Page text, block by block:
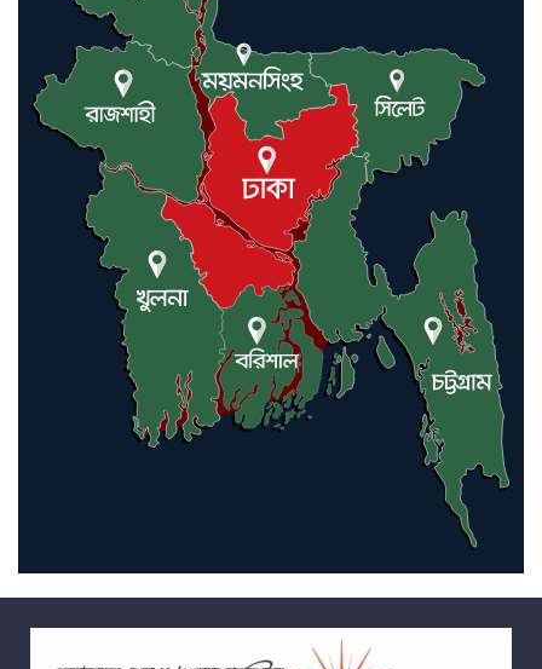
সেতুর নিচে মিলল নিখোঁজ ব্যক্তির
মরদেহ, রহস্য ঘিরে চাঞ্চল্য
ফিল্মি স্টাইলে গরু ডাকাতি, শেষে সুপার
শপে মাংস সরবরাহ চাঞ্চল্যকর তথ্য
উদঘাটন করল সলঙ্গা থানা পুলিশ।
ফিল্মি স্টাইলে গরু ডাকাতি, শেষে সুপার
শপে মাংস সরবরাহ চাঞ্চল্যকর তথ্য
উদঘাটন করল সলঙ্গা থানা পুলিশ।
সলঙ্গায় পুলিশের অভিযানে কুখ্যাত
ডাকাত গ্রেফতার চুরির মিশুক উদ্ধার,
পালিয়েছে সহযোগীরা
সলঙ্গা থানার বড় সাফল্য: আন্তঃজেলা